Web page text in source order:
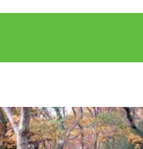
その他